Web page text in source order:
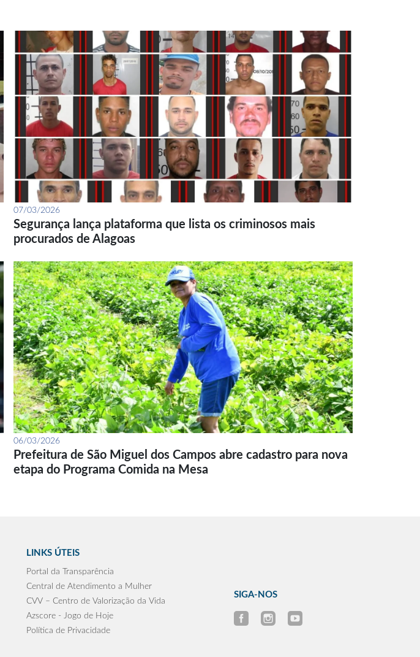
07/03/2026
Segurança lança plataforma que lista os criminosos mais
procurados de Alagoas
06/03/2026
Prefeitura de São Miguel dos Campos abre cadastro para nova
etapa do Programa Comida na Mesa
LINKS ÚTEIS
Portal da Transparência
Central de Atendimento a Mulher
CVV – Centro de Valorização da Vida
Azscore - Jogo de Hoje
Política de Privacidade
SIGA-NOS